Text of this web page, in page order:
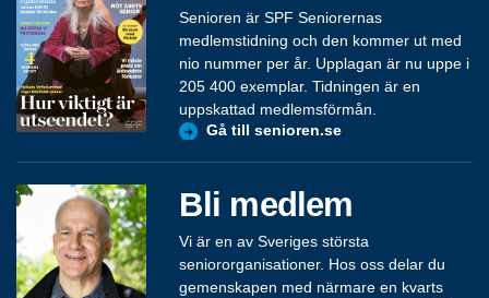
Senioren är SPF Seniorernas
medlemstidning och den kommer ut med
nio nummer per år. Upplagan är nu uppe i
205 400 exemplar. Tidningen är en
uppskattad medlemsförmån.
Gå till senioren.se
Bli medlem
Vi är en av Sveriges största
seniororganisationer. Hos oss delar du
gemenskapen med närmare en kvarts